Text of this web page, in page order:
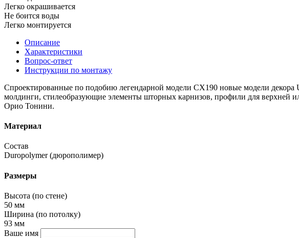
Легко окрашивается
Не боится воды
Легко монтируется
Описание
Характеристики
Вопрос-ответ
Инструкции по монтажу
Спроектированные по подобию легендарной модели CX190 новые модели
молдинги, стилеобразующие элементы шторных карнизов, профили для верхней
Орио Тонини.
Материал
Состав
Duropolymer (дюрополимер)
Размеры
Высота (по стене)
50 мм
Ширина (по потолку)
93 мм
Ваше имя